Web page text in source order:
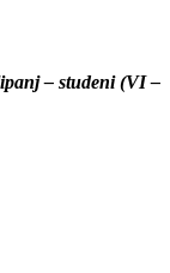
– studeni (VI –